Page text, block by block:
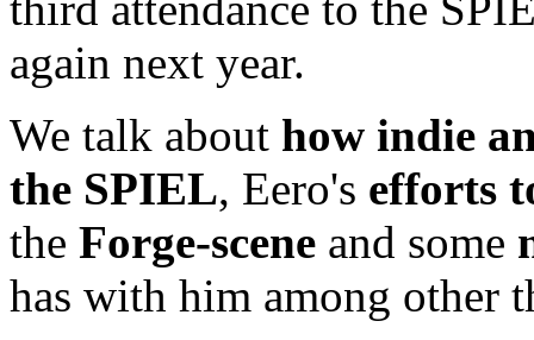
again next year.
We talk about how indie
the SPIEL, Eero's efforts
the Forge-scene and some
has with him among other